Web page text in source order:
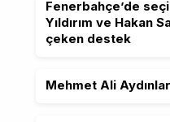
Fenerbahçe’de
Yıldırım ve Hakan
çeken destek
Mehmet Ali